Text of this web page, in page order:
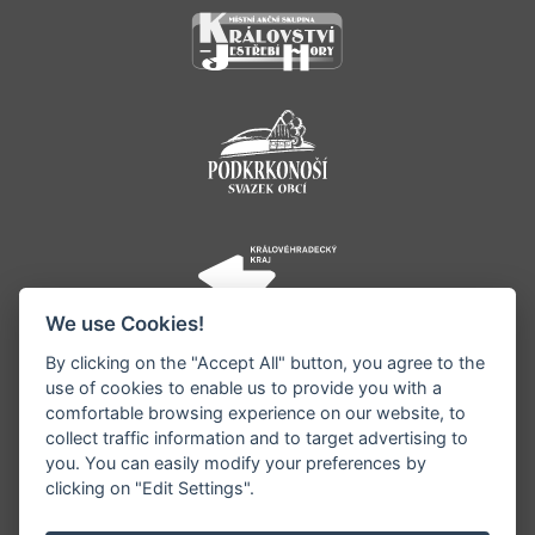
©1996 - 2026 Všechna práva vyhrazena serveru
We use Cookies!
By clicking on the "Accept All" button, you agree to the
use of cookies to enable us to provide you with a
comfortable browsing experience on our website, to
collect traffic information and to target advertising to
you. You can easily modify your preferences by
clicking on "Edit Settings".